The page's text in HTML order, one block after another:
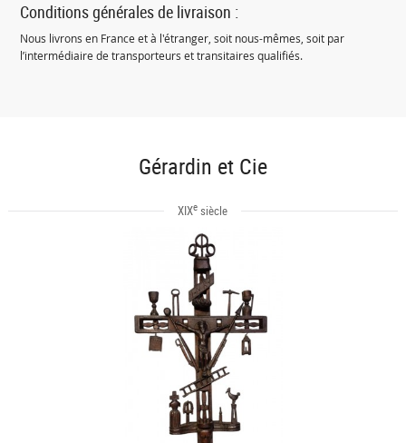
Conditions générales de livraison :
Nous livrons en France et à l'étranger, soit nous-mêmes, soit par
l’intermédiaire de transporteurs et transitaires qualifiés.
Gérardin et Cie
XIXe siècle